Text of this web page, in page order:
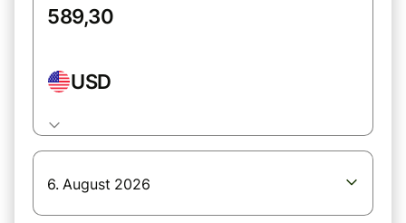
USD
6. August 2026